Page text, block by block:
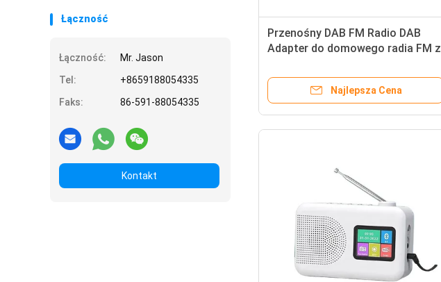
Łączność
Łączność:
Mr. Jason
Tel:
+8659188054335
Faks:
86-591-88054335
Kontakt
Przenośny DAB FM Radio DAB
Adapter do domowego radia FM z
Najlepsza Cena